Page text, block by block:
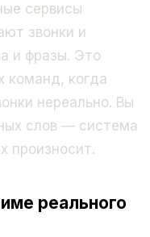
сервисы
звонки и
и фразы. Это
команд, когда
нереально. Вы
слов — система
произносит.
реального